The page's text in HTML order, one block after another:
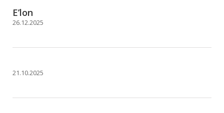
E’lon
26.12.2025
21.10.2025